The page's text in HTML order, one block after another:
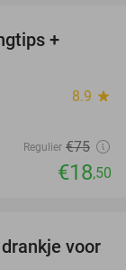
+
8.9 star
Regulier €75
€18,50
52%
voor